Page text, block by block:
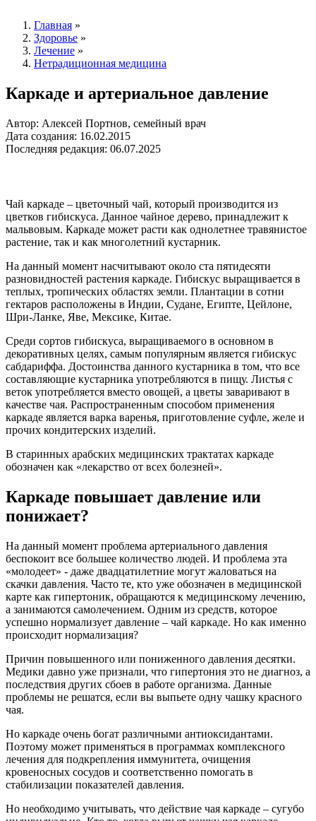
Главная »
Здоровье »
Лечение »
Нетрадиционная медицина
Каркаде и артериальное давление
Автор: Алексей Портнов, семейный врач
Дата создания: 16.02.2015
Последняя редакция: 06.07.2025
Чай каркаде – цветочный чай, который производится из
цветков гибискуса. Данное чайное дерево, принадлежит к
мальвовым. Каркаде может расти как однолетнее травянистое
растение, так и как многолетний кустарник.
На данный момент насчитывают около ста пятидесяти
разновидностей растения каркаде. Гибискус выращивается в
теплых, тропических областях земли. Плантации в сотни
гектаров расположены в Индии, Судане, Египте, Цейлоне,
Шри-Ланке, Яве, Мексике, Китае.
Среди сортов гибискуса, выращиваемого в основном в
декоративных целях, самым популярным является гибискус
сабдариффа. Достоинства данного кустарника в том, что все
составляющие кустарника употребляются в пищу. Листья с
веток употребляется вместо овощей, а цветы заваривают в
качестве чая. Распространенным способом применения
каркаде является варка варенья, приготовление суфле, желе и
прочих кондитерских изделий.
В старинных арабских медицинских трактатах каркаде
обозначен как «лекарство от всех болезней».
Каркаде повышает давление или
понижает?
На данный момент проблема артериального давления
беспокоит все большее количество людей. И проблема эта
«молодеет» - даже двадцатилетние могут жаловаться на
скачки давления. Часто те, кто уже обозначен в медицинской
карте как гипертоник, обращаются к медицинскому лечению,
а занимаются самолечением. Одним из средств, которое
успешно нормализует давление – чай каркаде. Но как именно
происходит нормализация?
Причин повышенного или пониженного давления десятки.
Медики давно уже признали, что гипертония это не диагноз, а
последствия других сбоев в работе организма. Данные
проблемы не решатся, если вы выпьете одну чашку красного
чая.
Но каркаде очень богат различными антиоксидантами.
Поэтому может применяться в программах комплексного
лечения для подкрепления иммунитета, очищения
кровеносных сосудов и соответственно помогать в
стабилизации показателей давления.
Но необходимо учитывать, что действие чая каркаде – сугубо